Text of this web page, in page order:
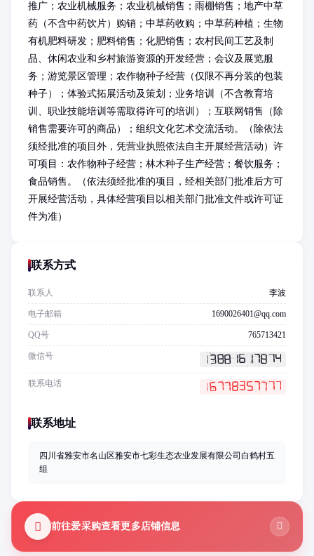
推广；农业机械服务；农业机械销售；雨棚销售；地产中草
药（不含中药饮片）购销；中草药收购；中草药种植；生物
有机肥料研发；肥料销售；化肥销售；农村民间工艺及制
品、休闲农业和乡村旅游资源的开发经营；会议及展览服
务；游览景区管理；农作物种子经营（仅限不再分装的包装
种子）；体验式拓展活动及策划；业务培训（不含教育培
训、职业技能培训等需取得许可的培训）；互联网销售（除
销售需要许可的商品）；组织文化艺术交流活动。（除依法
须经批准的项目外，凭营业执照依法自主开展经营活动）许
可项目：农作物种子经营；林木种子生产经营；餐饮服务；
食品销售。（依法须经批准的项目，经相关部门批准后方可
开展经营活动，具体经营项目以相关部门批准文件或许可证
件为准）
联系方式
联系人 李波
电子邮箱 1690026401@qq.com
QQ号 765713421
微信号
联系电话
联系地址
四川省雅安市名山区雅安市七彩生态农业发展有限公司白鹤村五
组
前往爱采购查看更多店铺信息